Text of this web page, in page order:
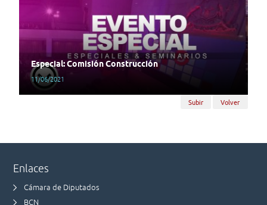
Especial: Comisión Construcción
11/06/2021
Subir Volver
Enlaces
Cámara de Diputados
BCN